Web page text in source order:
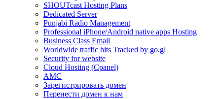
SHOUTcast Hosting Plans
Dedicated Server
Punjabi Radio Management
Professional iPhone/Android native apps Hosting
Business Class Email
Worldwide traffic hits Tracked by go.gl
Security for website
Cloud Hosting (Cpanel)
AMC
Зарегистрировать домен
Перенести домен к нам